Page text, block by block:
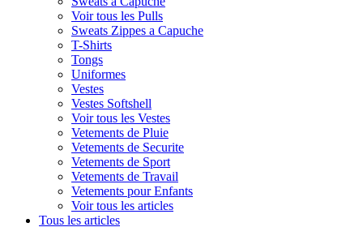
Voir tous les Pulls
Sweats Zippes a Capuche
T-Shirts
Tongs
Uniformes
Vestes
Vestes Softshell
Voir tous les Vestes
Vetements de Pluie
Vetements de Securite
Vetements de Sport
Vetements de Travail
Vetements pour Enfants
Voir tous les articles
Tous les articles